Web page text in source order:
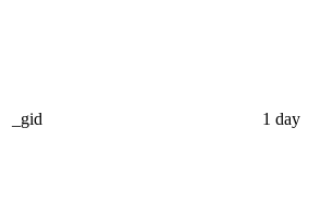
_gid 1 day